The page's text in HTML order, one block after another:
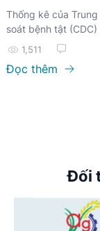
Thống kê của Trung
soát bệnh tật (CDC)
ca mắc sốt xuất
chân miệng, ho gà,
Nhật Bản tăng so
1,511
Đọc thêm
Đối